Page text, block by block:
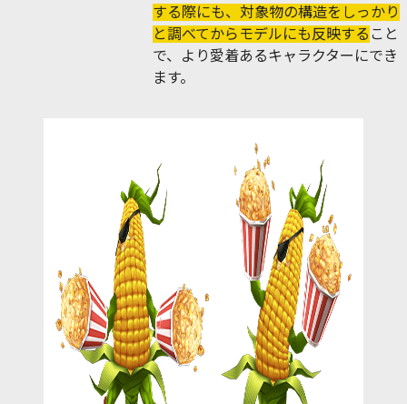
する際にも、対象物の構造をしっかり
と調べてからモデルにも反映する こと
で、より愛着あるキャラクターにでき
ます。